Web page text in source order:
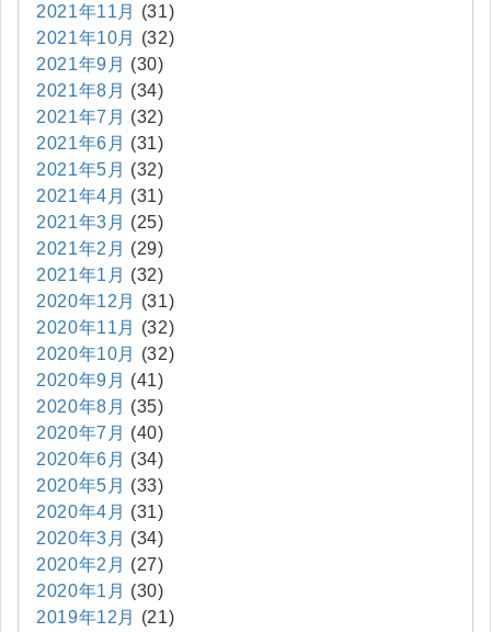
2021年11月
(31)
2021年10月
(32)
2021年9月 (30)
2021年8月 (34)
2021年7月 (32)
2021年6月 (31)
2021年5月 (32)
2021年4月 (31)
2021年3月 (25)
2021年2月 (29)
2021年1月 (32)
2020年12月
(31)
2020年11月
(32)
2020年10月
(32)
2020年9月 (41)
2020年8月 (35)
2020年7月 (40)
2020年6月 (34)
2020年5月 (33)
2020年4月 (31)
2020年3月 (34)
2020年2月 (27)
2020年1月 (30)
2019年12月
(21)